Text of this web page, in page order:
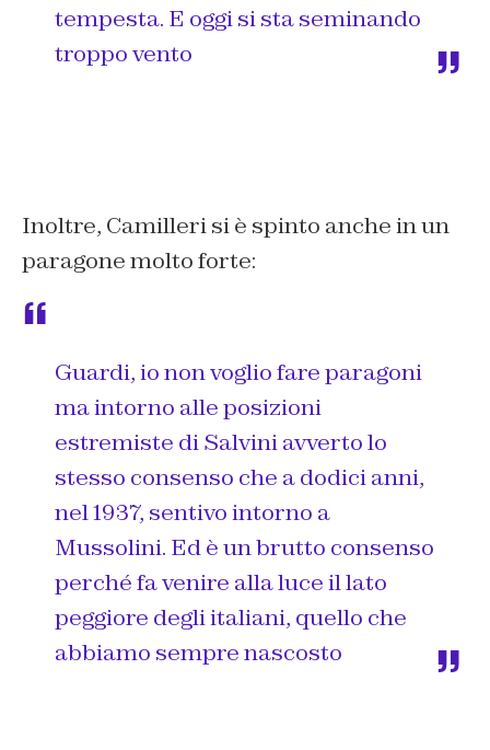
tempesta. E oggi si sta seminando
troppo vento
Inoltre, Camilleri si è spinto anche in un
paragone molto forte:
Guardi, io non voglio fare paragoni
ma intorno alle posizioni
estremiste di Salvini avverto lo
stesso consenso che a dodici anni,
nel 1937, sentivo intorno a
Mussolini. Ed è un brutto consenso
perché fa venire alla luce il lato
peggiore degli italiani, quello che
abbiamo sempre nascosto